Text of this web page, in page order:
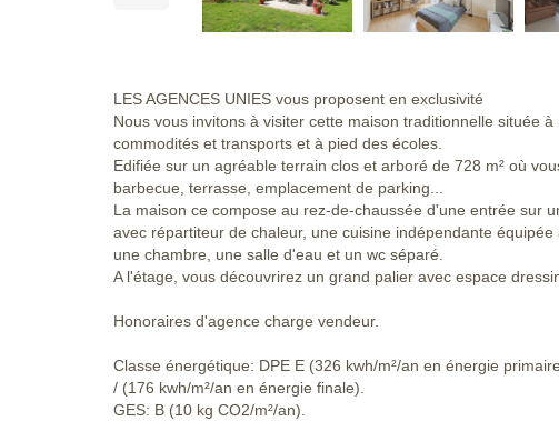
LES AGENCES UNIES vous proposent en exclusivité
Nous vous invitons à visiter cette maison traditionnelle située
commodités et transports et à pied des écoles.
Edifiée sur un agréable terrain clos et arboré de 728 m² où
barbecue, terrasse, emplacement de parking...
La maison ce compose au rez-de-chaussée d'une entrée sur
avec répartiteur de chaleur, une cuisine indépendante
une chambre, une salle d'eau et un wc séparé.
A l'étage, vous découvrirez un grand palier avec espace
Honoraires d'agence charge vendeur.
Classe énergétique: DPE E (326 kwh/m²/an en énergie
/ (176 kwh/m²/an en énergie finale).
GES: B (10 kg CO2/m²/an).